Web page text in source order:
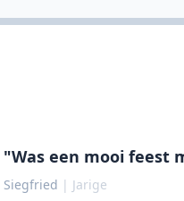
"Was een mooi feest
Siegfried | Jarige